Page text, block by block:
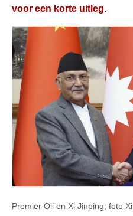
voor een korte uitleg.
Premier Oli en Xi Jinping; foto